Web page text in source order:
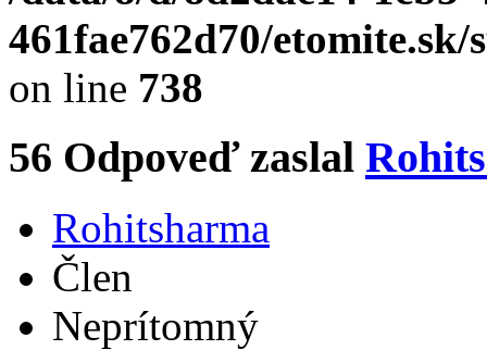
461fae762d70/
on line 738
56 Odpoveď zaslal
Rohitsharma
Člen
Neprítomný